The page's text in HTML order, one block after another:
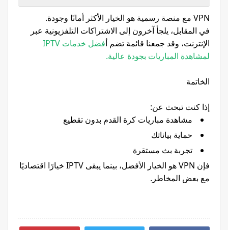
VPN مع منصة رسمية هو الخيار الأكثر أمانًا وجودة.
في المقابل، يلجأ آخرون إلى الاشتراكات التلفزيونية عبر
الإنترنت، وقد جمعنا قائمة تضم أ
فضل خدمات IPTV
لمشاهدة المباريات بجودة عالية.
الخاتمة
إذا كنت تبحث عن:
مشاهدة مباريات كرة القدم بدون تقطيع
حماية بياناتك
تجربة بث مستقرة
فإن VPN هو الخيار الأفضل، بينما يبقى IPTV خيارًا اقتصاديًا
مع بعض المخاطر.